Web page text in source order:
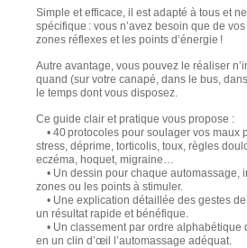
Simple et efficace, il est adapté à tous et
spécifique : vous n’avez besoin que de
zones réflexes et les points d’énergie !
Autre avantage, vous pouvez le réaliser
quand (sur votre canapé, dans le bus,
le temps dont vous disposez.
Ce guide clair et pratique vous propose :
• 40 protocoles pour soulager vos maux
stress, déprime, torticolis, toux, règles
eczéma, hoquet, migraine…
• Un dessin pour chaque automassage,
zones ou les points à stimuler.
• Une explication détaillée des gestes
un résultat rapide et bénéfique.
• Un classement par ordre alphabétique
en un clin d’œil l’automassage adéquat.